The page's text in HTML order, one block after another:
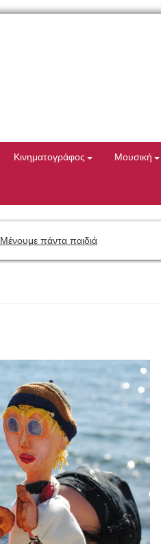
Κινηματογράφος Μουσική
Μένουμε πάντα παιδιά